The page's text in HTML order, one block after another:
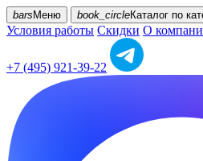
bars Меню book_circleКаталог по
Условия работы Скидки О
+7 (495) 921-39-22